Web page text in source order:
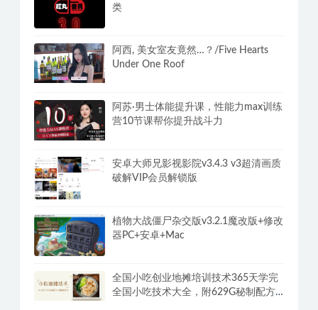
类
阿西, 美女室友竟然…？/Five Hearts
Under One Roof
阿苏·男士体能提升课，性能力max训练
营10节课帮你提升战斗力
安卓大师兄影视影院v3.4.3 v3超清画质
破解VIP会员解锁版
植物大战僵尸杂交版v3.2.1魔改版+修改
器PC+安卓+Mac
全国小吃创业地摊培训技术365天学完
全国小吃技术大全，附629G秘制配方